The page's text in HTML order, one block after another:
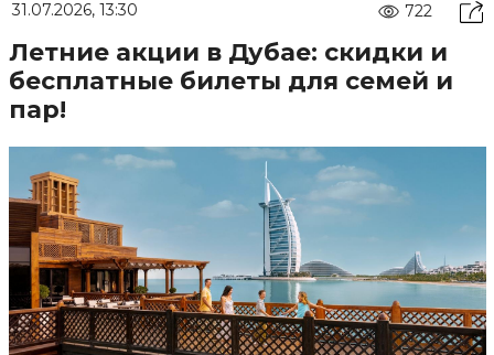
31.07.2026, 13:30 722
Летние акции в Дубае: скидки и
бесплатные билеты для семей и
пар!